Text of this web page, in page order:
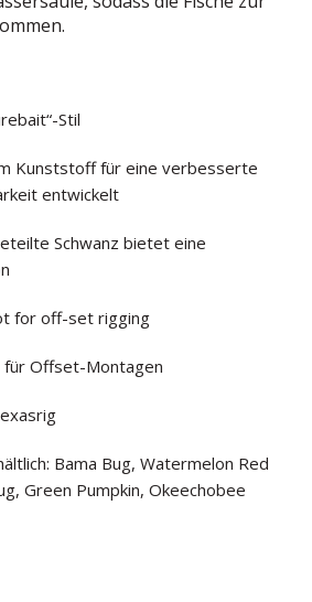
Stil
Kunststoff für eine verbesserte
entwickelt
Schwanz bietet eine
for off-set rigging
für Offset-Montagen
Bama Bug, Watermelon Red
Green Pumpkin, Okeechobee